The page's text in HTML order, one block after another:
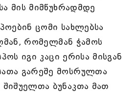
მის მიმწუხრადმდე
ცომი სახლებსა
რომელმან ჭამოს
იგი კაცი ერისა მისგან
გარეშე მოსრულთა
ბუნაკთა მათ